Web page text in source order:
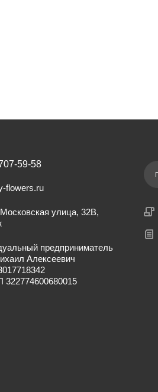
59-58
flowers.ru
улица, 32В,
предприниматель
Алексеевич